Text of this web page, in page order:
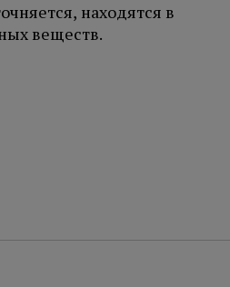
находятся в
веществ.